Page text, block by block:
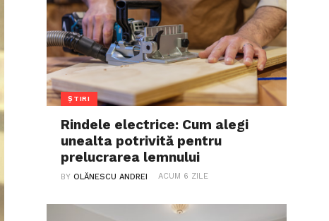
ȘTIRI
Rindele electrice: Cum alegi
unealta potrivită pentru
prelucrarea lemnului
BYOLĂNESCU ANDREI ACUM 6 ZILE